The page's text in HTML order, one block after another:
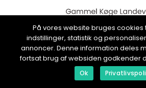
web:www.klikko.dk
På vores website bruges cookies
indstillinger, statistik og
annoncer. Denne information deles
fortsat brug af websiden godkender
Ok